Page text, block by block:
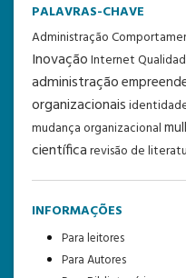
PALAVRAS-CHAVE
Administração
InovaçãoInternet
administração
organizacionais
mudança organizacional
científicarevisão de
INFORMAÇÕES
Para leitores
Para Autores